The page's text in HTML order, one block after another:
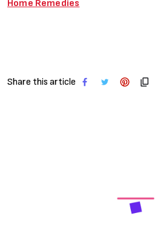
Home Remedies
Share this article